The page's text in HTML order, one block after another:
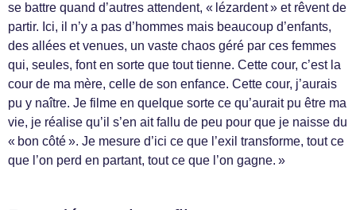
se battre quand d’autres attendent, « lézardent » et rêvent de
partir. Ici, il n’y a pas d’hommes mais beaucoup d’enfants,
des allées et venues, un vaste chaos géré par ces femmes
qui, seules, font en sorte que tout tienne. Cette cour, c’est la
cour de ma mère, celle de son enfance. Cette cour, j’aurais
pu y naître. Je filme en quelque sorte ce qu’aurait pu être ma
vie, je réalise qu’il s’en ait fallu de peu pour que je naisse du
« bon côté ». Je mesure d’ici ce que l’exil transforme, tout ce
que l’on perd en partant, tout ce que l’on gagne. »